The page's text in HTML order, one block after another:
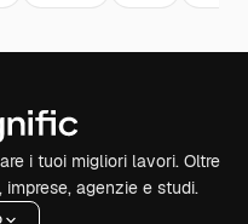
i tuoi migliori lavori. Oltre
agenzie e studi.